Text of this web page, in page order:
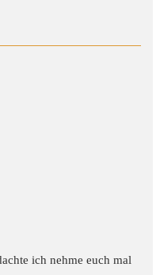
ich nehme euch mal